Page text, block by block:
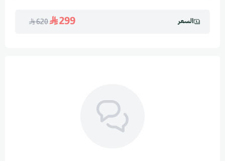
السعر 299
620